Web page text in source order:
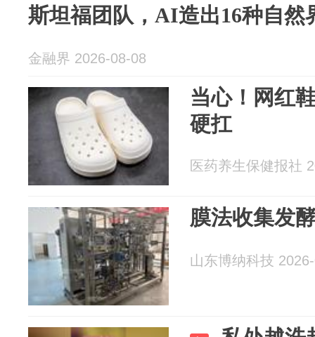
斯坦福团队，AI造出16种自然
金融界 2026-08-08
当心！网红
硬扛
医药养生保健报社
膜法收集发
山东博纳科技